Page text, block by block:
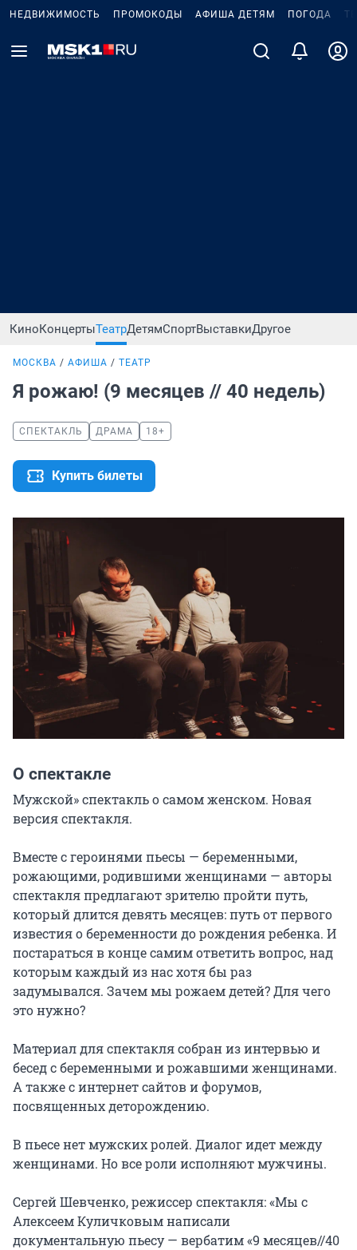
НЕДВИЖИМОСТЬ ПРОМОКОДЫ АФИША ДЕТЯМ ПОГОДА
КиноКонцертыТеатрДетямСпортВыставкиДругое
МОСКВА АФИША ТЕАТР
Я рожаю! (9 месяцев // 40 недель)
СПЕКТАКЛЬ ДРАМА 18+
Купить билеты
О спектакле
Мужской» спектакль о самом женском. Новая
версия спектакля.
Вместе с героинями пьесы — беременными,
рожающими, родившими женщинами — авторы
спектакля предлагают зрителю пройти путь,
который длится девять месяцев: путь от первого
известия о беременности до рождения ребенка. И
постараться в конце самим ответить вопрос, над
которым каждый из нас хотя бы раз
задумывался. Зачем мы рожаем детей? Для чего
это нужно?
Материал для спектакля собран из интервью и
бесед с беременными и рожавшими женщинами.
А также с интернет сайтов и форумов,
посвященных деторождению.
В пьесе нет мужских ролей. Диалог идет между
женщинами. Но все роли исполняют мужчины.
Сергей Шевченко, режиссер спектакля: «Мы с
Алексеем Куличковым написали
документальную пьесу — вербатим «9 месяцев//40